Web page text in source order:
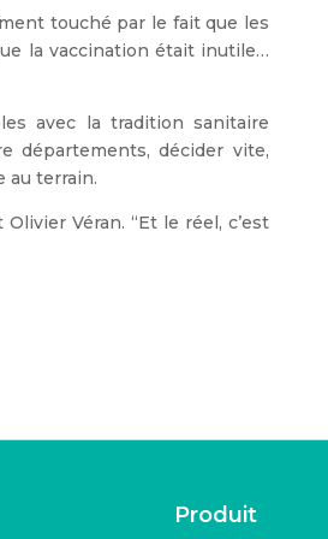
touché par le fait que les
la vaccination était inutile…
avec la tradition sanitaire
départements, décider vite,
au terrain.
Véran. “Et le réel, c’est
Produit